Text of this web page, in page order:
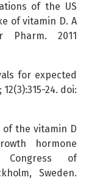
of the US
of vitamin D. A
Pharm. 2011
for expected
24. doi:
of the vitamin D
hormone
of
Sweden.